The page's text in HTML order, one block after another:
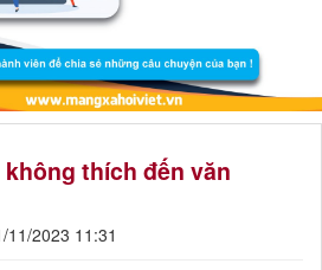
thích đến văn
2023 11:31